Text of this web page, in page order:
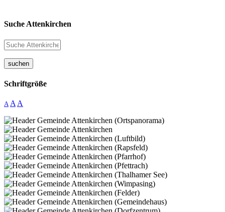
Suche Attenkirchen
suchen
Schriftgröße
A A A